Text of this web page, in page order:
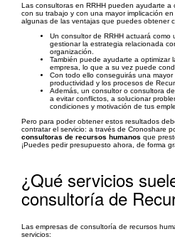
Las consultoras en RRHH pueden ayudarte
con su trabajo y con una mayor implicación
algunas de las ventajas que puedes obtener
Un consultor de RRHH actuará
gestionar la estrategia relacionada
organización.
También puede ayudarte a optimizar
empresa, lo que a su vez puede
Con todo ello conseguirás una
productividad y los procesos de
Además, un consultor o consultora
a evitar conflictos, a solucionar
condiciones y motivación de tus
Pero para poder obtener estos resultados
contratar el servicio: a través de Cronoshare
consultoras de recursos humanos que
¡Puedes pedir presupuesto ahora, de forma
¿Qué servicios
consultoría de
Las empresas de consultoría de recursos
servicios: